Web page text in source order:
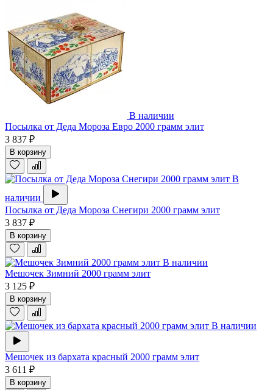
В наличии
Посылка от Деда Мороза Евро 2000 грамм элит
3 837 ₽
В корзину
В
наличии
Посылка от Деда Мороза Снегири 2000 грамм элит
3 837 ₽
В корзину
В наличии
Мешочек Зимний 2000 грамм элит
3 125 ₽
В корзину
В наличии
Мешочек из бархата красный 2000 грамм элит
3 611 ₽
В корзину